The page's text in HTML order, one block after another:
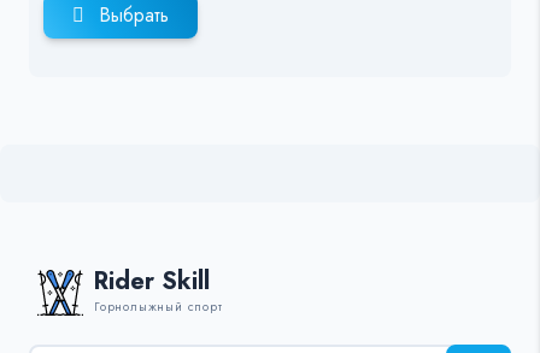
Выбрать
Rider Skill
Горнолыжный спорт